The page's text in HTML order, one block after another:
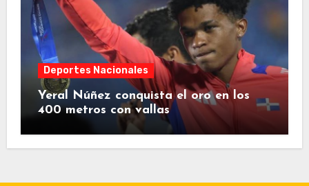
Deportes Nacionales
Yeral Núñez conquista el oro en los
400 metros con vallas